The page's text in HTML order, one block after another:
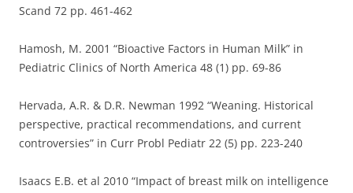
Scand 72 pp. 461-462
Hamosh, M. 2001 “Bioactive Factors in Human Milk” in
Pediatric Clinics of North America 48 (1) pp. 69-86
Hervada, A.R. & D.R. Newman 1992 “Weaning. Historical
perspective, practical recommendations, and current
controversies” in Curr Probl Pediatr 22 (5) pp. 223-240
Isaacs E.B. et al 2010 “Impact of breast milk on intelligence